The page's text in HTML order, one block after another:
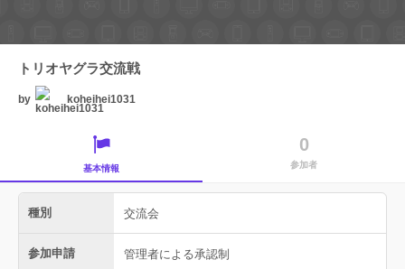
トリオヤグラ交流戦
by koheihei1031
基本情報
0
参加者
種別 交流会
参加申請 管理者による承認制